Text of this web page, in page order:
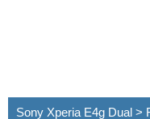
Sony Xperia E4g Dual >